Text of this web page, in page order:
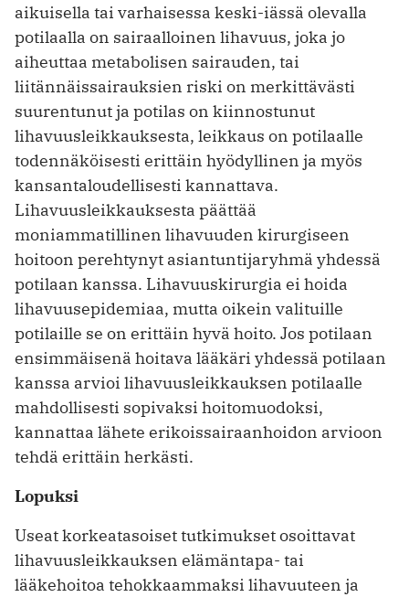
aikuisella tai varhaisessa keski-iässä olevalla
potilaalla on sairaalloinen lihavuus, joka jo
aiheuttaa metabolisen sairauden, tai
liitännäissairauksien riski on merkittävästi
suurentunut ja potilas on kiinnostunut
lihavuusleikkauksesta, leikkaus on potilaalle
todennäköisesti erittäin hyödyllinen ja myös
kansantaloudellisesti kannattava.
Lihavuusleikkauksesta päättää
moniammatillinen ­lihavuuden kirurgiseen
hoitoon perehtynyt asian­tuntijaryhmä yhdessä
potilaan kanssa. Lihavuuskirurgia ei hoida
lihavuusepidemiaa, mutta oikein valituille
potilaille se on erittäin hyvä hoito. Jos potilaan
ensimmäisenä hoitava lääkäri yhdessä potilaan
kanssa arvioi liha­vuus­leik­kauksen potilaalle
mahdollisesti sopivaksi hoitomuodoksi,
kannattaa lähete erikoissairaanhoidon arvioon
tehdä erittäin herkästi.
Lopuksi
Useat korkeatasoiset tutkimukset osoittavat
lihavuusleikkauksen elämäntapa- tai
lääkehoitoa tehokkaammaksi lihavuuteen ja